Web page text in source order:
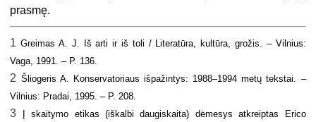
prasmę.
1 Greimas A. J. Iš arti ir iš toli / Lite­ratūra, kultūra, grožis. – Vilnius:
Vaga, 1991. – P. 136.
2 Šliogeris A. Konservatoriaus išpa­žintys: 1988–1994 metų tekstai. –
Vilnius: Pradai, 1995. – P. 208.
3 Į skaitymo etikas (iškalbi daugiskaita) dėmesys atkreiptas Erico